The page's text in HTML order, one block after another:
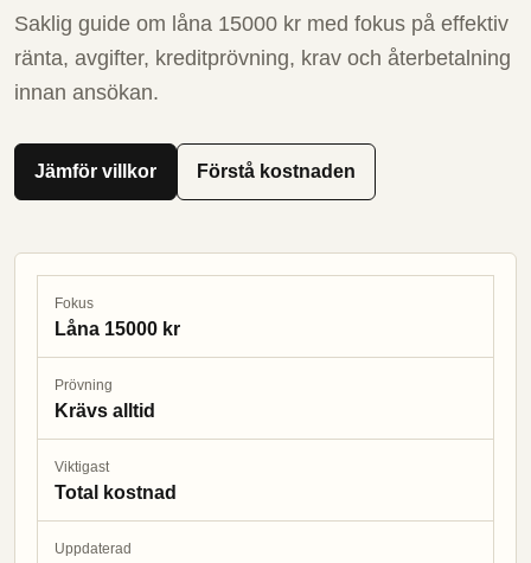
Saklig guide om låna 15000 kr med fokus på effektiv
ränta, avgifter, kreditprövning, krav och återbetalning
innan ansökan.
Jämför villkor Förstå kostnaden
Fokus
Låna 15000 kr
Prövning
Krävs alltid
Viktigast
Total kostnad
Uppdaterad